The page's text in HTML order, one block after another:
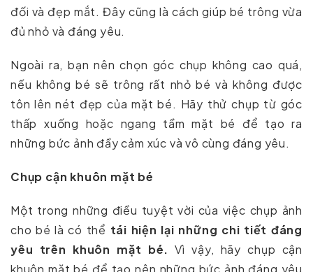
đối và đẹp mắt. Đây cũng là cách giúp bé trông vừa
đủ nhỏ và đáng yêu.
Ngoài ra, bạn nên chọn góc chụp không cao quá,
nếu không bé sẽ trông rất nhỏ bé và không được
tôn lên nét đẹp của mặt bé. Hãy thử chụp từ góc
thấp xuống hoặc ngang tầm mặt bé để tạo ra
những bức ảnh đầy cảm xúc và vô cùng đáng yêu.
Chụp cận khuôn mặt bé
Một trong những điều tuyệt vời của việc chụp ảnh
cho bé là có thể tái hiện lại những chi tiết đáng
yêu trên khuôn mặt bé. Vì vậy, hãy chụp cận
khuôn mặt bé để tạo nên những bức ảnh đáng yêu